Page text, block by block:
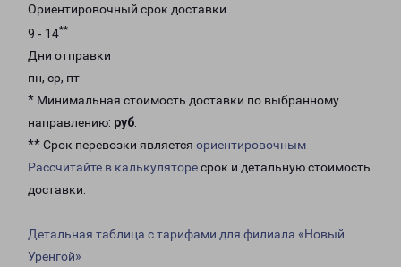
Ориентировочный срок доставки
9 - 14**
Дни отправки
пн, ср, пт
* Минимальная стоимость доставки по выбранному
направлению: руб.
** Срок перевозки является ориентировочным
Рассчитайте в калькуляторесрок и детальную стоимость
доставки.
Детальная таблица с тарифами для филиала «Новый
Уренгой»